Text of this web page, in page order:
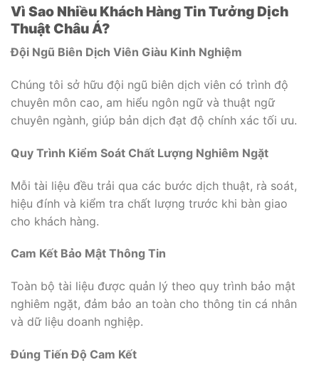
Vì Sao Nhiều Khách Hàng Tin Tưởng Dịch
Thuật Châu Á?
Đội Ngũ Biên Dịch Viên Giàu Kinh Nghiệm
Chúng tôi sở hữu đội ngũ biên dịch viên có trình độ
chuyên môn cao, am hiểu ngôn ngữ và thuật ngữ
chuyên ngành, giúp bản dịch đạt độ chính xác tối ưu.
Quy Trình Kiểm Soát Chất Lượng Nghiêm Ngặt
Mỗi tài liệu đều trải qua các bước dịch thuật, rà soát,
hiệu đính và kiểm tra chất lượng trước khi bàn giao
cho khách hàng.
Cam Kết Bảo Mật Thông Tin
Toàn bộ tài liệu được quản lý theo quy trình bảo mật
nghiêm ngặt, đảm bảo an toàn cho thông tin cá nhân
và dữ liệu doanh nghiệp.
Đúng Tiến Độ Cam Kết